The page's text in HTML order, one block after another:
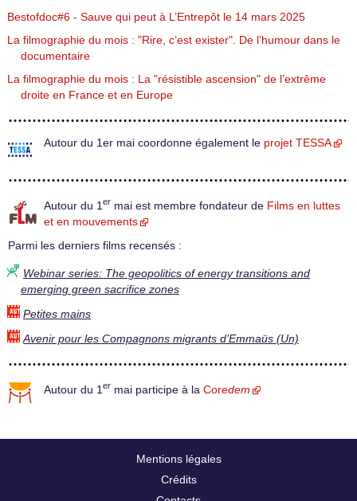
Bestofdoc#6 - Sauve qui peut à L’Entrepôt le 14 mars 2025
La filmographie du mois : "Rire, c’est exister". De l’humour dans le
documentaire
La filmographie du mois : La "résistible ascension" de l’extrême
droite en France et en Europe
Autour du 1er mai coordonne également le projet TESSA
Autour du 1 er mai est membre fondateur de Films en luttes
et en mouvements
Parmi les derniers films recensés :
Webinar series: The geopolitics of energy transitions and
emerging green sacrifice zones
Petites mains
Avenir pour les Compagnons migrants d’Emmaüs (Un)
Autour du 1 er mai participe à la Coredem
Mentions légales
Crédits